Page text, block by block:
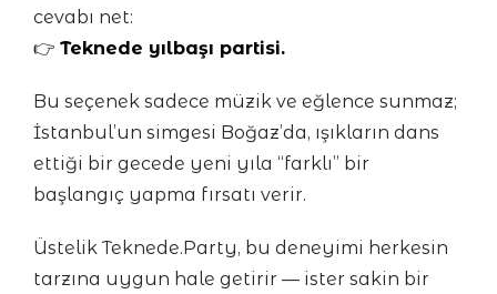
cevabı net:
👉 Teknede yılbaşı partisi.
Bu seçenek sadece müzik ve eğlence sunmaz;
İstanbul’un simgesi Boğaz’da, ışıkların dans
ettiği bir gecede yeni yıla “farklı” bir
başlangıç yapma fırsatı verir.
Üstelik Teknede.Party, bu deneyimi herkesin
tarzına uygun hale getirir — ister sakin bir